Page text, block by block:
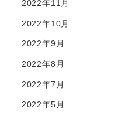
2022年11月
2022年10月
2022年9月
2022年8月
2022年7月
2022年5月